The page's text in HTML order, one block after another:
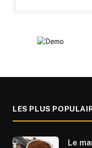
LES PLUS
Le